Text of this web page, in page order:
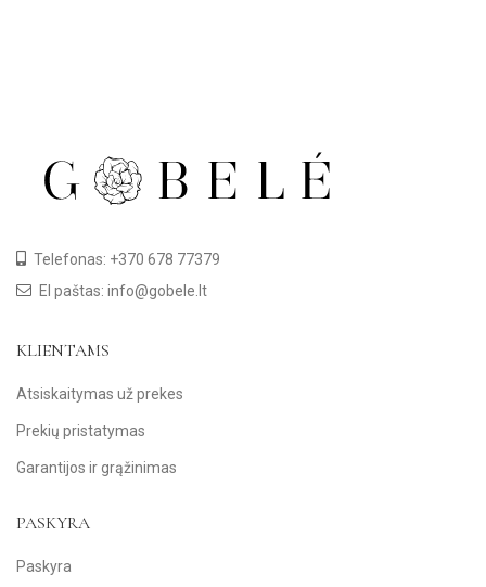
Telefonas: +370 678 77379
El paštas: info@gobele.lt
KLIENTAMS
Atsiskaitymas už prekes
Prekių pristatymas
Garantijos ir grąžinimas
PASKYRA
Paskyra